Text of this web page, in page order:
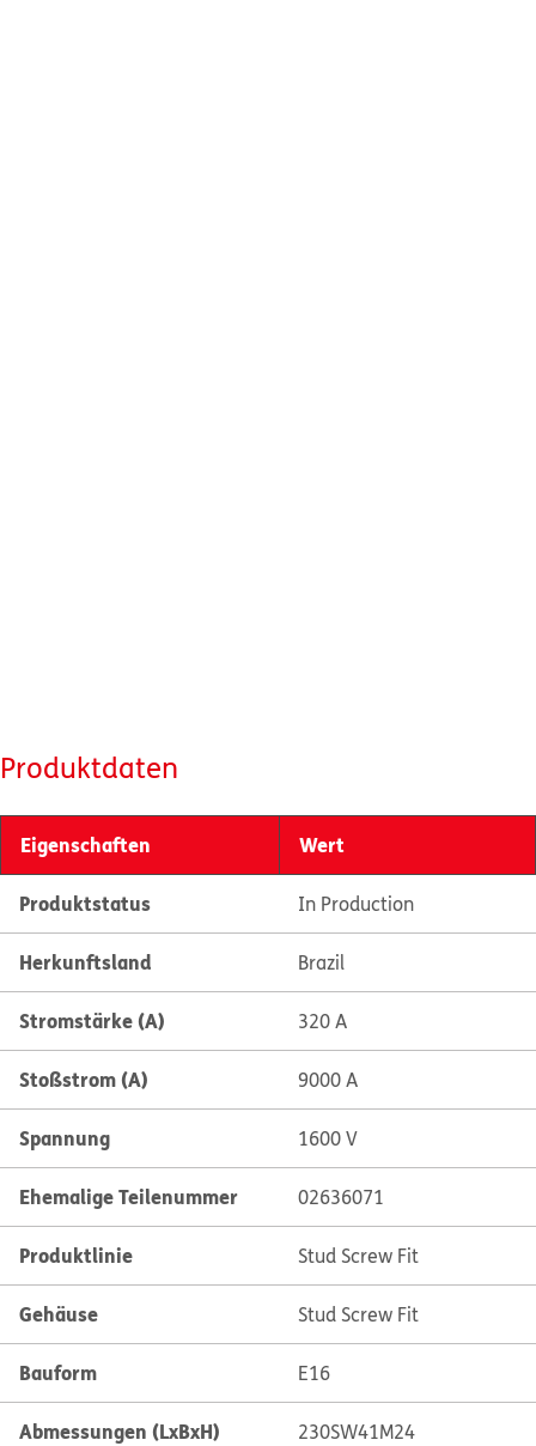
Produktdaten
Eigenschaften Wert
Produktstatus In Production
Herkunftsland Brazil
Stromstärke (A) 320 A
Stoßstrom (A) 9000 A
Spannung 1600 V
Ehemalige Teilenummer 02636071
Produktlinie Stud Screw Fit
Gehäuse Stud Screw Fit
Bauform E16
Abmessungen (LxBxH) 230SW41M24